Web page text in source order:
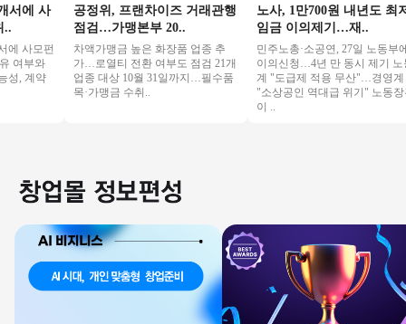
사
모펀
와
계약
공정위, 프랜차이즈 거래관행
점검…가맹본부 20..
차액가맹금 높은 화장품 업종 추
가…로열티 전환 여부도 점검 21개
업종 대상 10월 31일까지…필수품
목·가맹금 수취..
노사, 1만700원 내년도 최저
임금 이의제기…재..
민주노총·소공연, 27일 노동부에
이의신청…4년 만 동시 제기 노동
계 "도급제 적용 무산"…경영계
"소상공인 역대급 위기" 노동장관